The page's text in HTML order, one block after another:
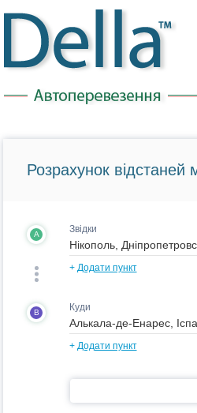
Розрахунок відстаней
A Звідки
+ Додати пункт
B Куди
+ Додати пункт